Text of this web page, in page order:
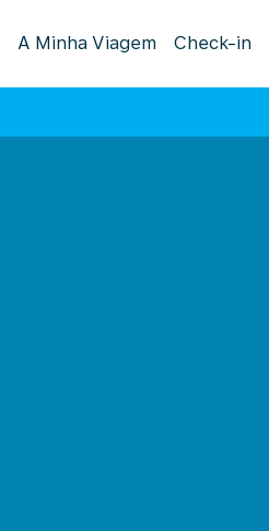
A Minha Viagem Check-in